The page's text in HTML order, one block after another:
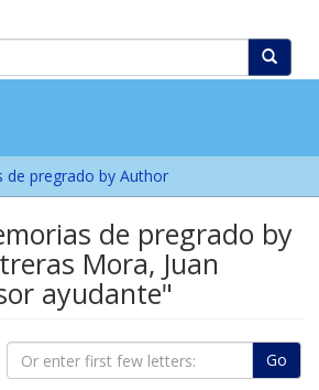
de pregrado by Author
de pregrado by
Mora, Juan
ayudante"
Go